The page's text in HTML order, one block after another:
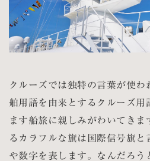
クルーズでは独特の言葉が使
舶用語を由来とするクルーズ用
ます船旅に親しみがわいてき
るカラフルな旗は国際信号旗と
や数字を表します。なんだろう